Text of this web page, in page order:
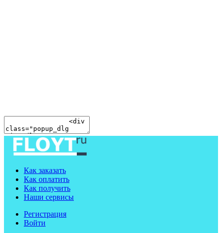
Как заказать
Как оплатить
Как получить
Наши сервисы
Регистрация
Войти